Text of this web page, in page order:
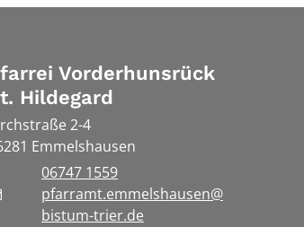
Vorderhunsrück
Hildegard
2-4
Emmelshausen
06747 1559
pfarramt.emmelshausen@
bistum-trier.de